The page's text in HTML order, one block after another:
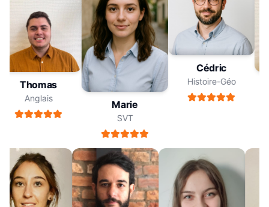
Thomas
Anglais
Marie
SVT
Cédric
Histoire-Géo